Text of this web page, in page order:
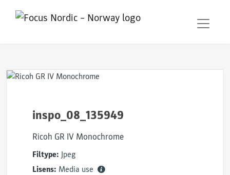
inspo_08_135949
Ricoh GR IV Monochrome
Filtype: Jpeg
Lisens: Media use